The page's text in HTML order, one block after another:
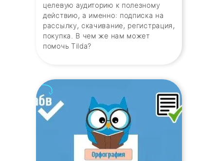
целевую аудиторию к полезному
действию, а именно: подписка на
рассылку, скачивание, регистрация,
покупка. В чем же нам может
помочь Tilda?